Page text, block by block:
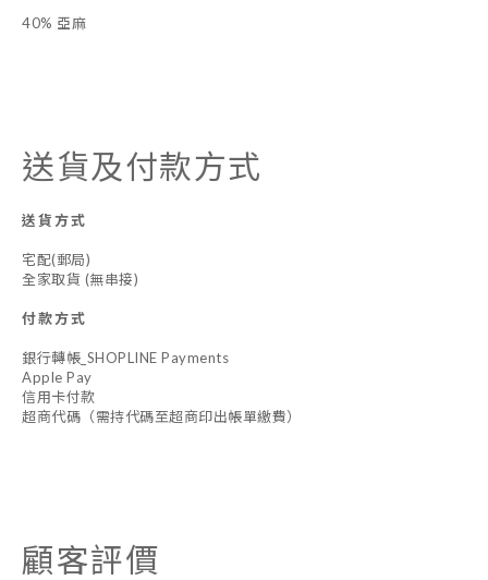
40% 亞麻
送貨及付款方式
送貨方式
宅配(郵局)
全家取貨 (無串接)
付款方式
銀行轉帳_SHOPLINE Payments
Apple Pay
信用卡付款
超商代碼（需持代碼至超商印出帳單繳費）
顧客評價